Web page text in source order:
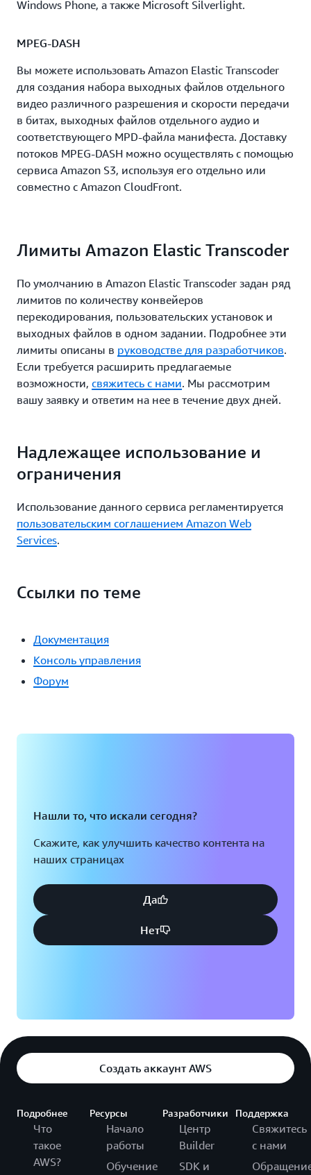
Windows Phone, а также Microsoft Silverlight.
MPEG-DASH
Вы можете использовать Amazon Elastic Transcoder
для создания набора выходных файлов отдельного
видео различного разрешения и скорости передачи
в битах, выходных файлов отдельного аудио и
соответствующего MPD‑файла манифеста. Доставку
потоков MPEG‑DASH можно осуществлять с помощью
сервиса Amazon S3, используя его отдельно или
совместно с Amazon CloudFront.
Лимиты Amazon Elastic Transcoder
По умолчанию в Amazon Elastic Transcoder задан ряд
лимитов по количеству конвейеров
перекодирования, пользовательских установок и
выходных файлов в одном задании. Подробнее эти
лимиты описаны в руководстве для разработчиков.
Если требуется расширить предлагаемые
возможности, свяжитесь с нами. Мы рассмотрим
вашу заявку и ответим на нее в течение двух дней.
Надлежащее использование и
ограничения
Использование данного сервиса регламентируется
пользовательским соглашением Amazon Web
Services.
Ссылки по теме
Документация
Консоль управления
Форум
Нашли то, что искали сегодня?
Скажите, как улучшить качество контента на
наших страницах
Да
Нет
Создать аккаунт AWS
Подробнее
Что
такое
AWS?
Ресурсы
Начало
работы
Обучение
Разработчики
Центр
Builder
SDK и
Поддержка
Свяжитесь
с нами